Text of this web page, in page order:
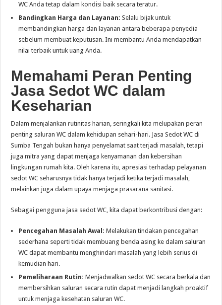
WC Anda tetap dalam kondisi baik secara teratur.
Bandingkan Harga dan Layanan: Selalu bijak untuk
membandingkan harga dan layanan antara beberapa penyedia
sebelum membuat keputusan. Ini membantu Anda mendapatkan
nilai terbaik untuk uang Anda.
Memahami Peran Penting
Jasa Sedot WC dalam
Keseharian
Dalam menjalankan rutinitas harian, seringkali kita melupakan peran
penting saluran WC dalam kehidupan sehari-hari. Jasa Sedot WC di
Sumba Tengah bukan hanya penyelamat saat terjadi masalah, tetapi
juga mitra yang dapat menjaga kenyamanan dan kebersihan
lingkungan rumah kita. Oleh karena itu, apresiasi terhadap pelayanan
sedot WC seharusnya tidak hanya terjadi ketika terjadi masalah,
melainkan juga dalam upaya menjaga prasarana sanitasi.
Sebagai pengguna jasa sedot WC, kita dapat berkontribusi dengan:
Pencegahan Masalah Awal: Melakukan tindakan pencegahan
sederhana seperti tidak membuang benda asing ke dalam saluran
WC dapat membantu menghindari masalah yang lebih serius di
kemudian hari.
Pemeliharaan Rutin: Menjadwalkan sedot WC secara berkala dan
membersihkan saluran secara rutin dapat menjadi langkah proaktif
untuk menjaga kesehatan saluran WC.